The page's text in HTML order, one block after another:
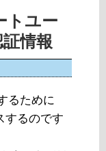
トユー
情報
るために
するのです